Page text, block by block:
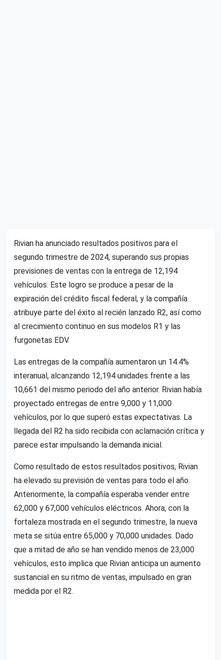
Rivian ha anunciado resultados positivos para el
segundo trimestre de 2024, superando sus propias
previsiones de ventas con la entrega de 12,194
vehículos. Este logro se produce a pesar de la
expiración del crédito fiscal federal, y la compañía
atribuye parte del éxito al recién lanzado R2, así como
al crecimiento continuo en sus modelos R1 y las
furgonetas EDV.
Las entregas de la compañía aumentaron un 14.4%
interanual, alcanzando 12,194 unidades frente a las
10,661 del mismo periodo del año anterior. Rivian había
proyectado entregas de entre 9,000 y 11,000
vehículos, por lo que superó estas expectativas. La
llegada del R2 ha sido recibida con aclamación crítica y
parece estar impulsando la demanda inicial.
Como resultado de estos resultados positivos, Rivian
ha elevado su previsión de ventas para todo el año.
Anteriormente, la compañía esperaba vender entre
62,000 y 67,000 vehículos eléctricos. Ahora, con la
fortaleza mostrada en el segundo trimestre, la nueva
meta se sitúa entre 65,000 y 70,000 unidades. Dado
que a mitad de año se han vendido menos de 23,000
vehículos, esto implica que Rivian anticipa un aumento
sustancial en su ritmo de ventas, impulsado en gran
medida por el R2.